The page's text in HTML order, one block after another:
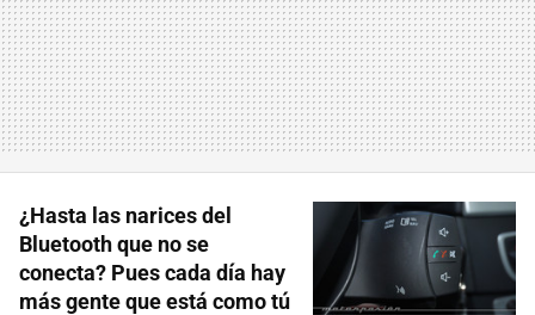
¿Hasta las narices del
Bluetooth que no se
conecta? Pues cada día hay
más gente que está como tú